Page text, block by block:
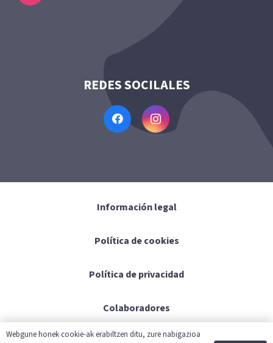
REDES SOCILALES
Información legal
Política de cookies
Política de privacidad
Colaboradores
Webgune honek cookie-ak erabiltzen ditu, zure nabigazioa